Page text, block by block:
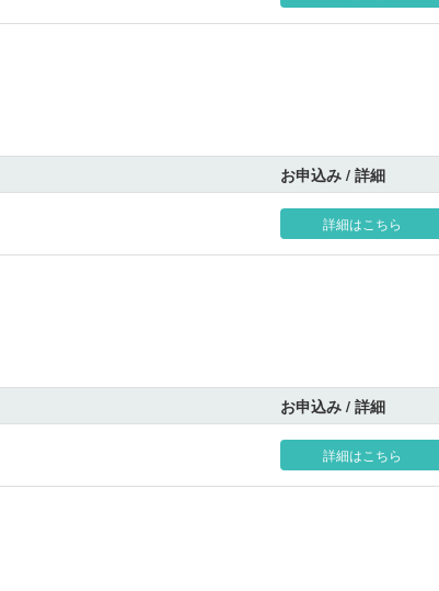
お申込み / 詳細
詳細はこちら
お申込み / 詳細
詳細はこちら